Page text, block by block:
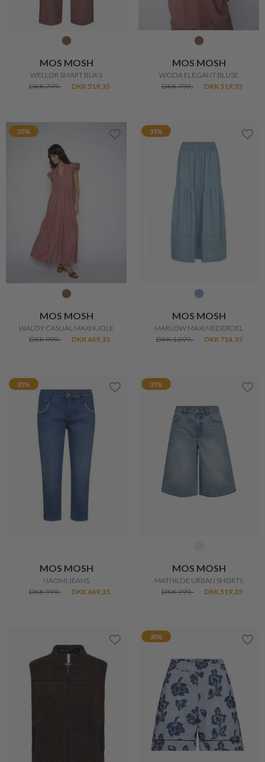
MOS MOSH
WELLOR SMART BUKS
DKK 799,-
DKK 519,35
MOS MOSH
WODA ELEGANT BLUSE
DKK 799,-
DKK 519,35
35%
MOS MOSH
WALDY CASUAL MAXI KJOLE
DKK 999,-
DKK 649,35
35%
MOS MOSH
MARLOW MAXI NEDERDEL
DKK 1.099,-
DKK 714,35
35%
MOS MOSH
NAOMI JEANS
DKK 999,-
DKK 649,35
35%
MOS MOSH
MATHILDE URBAN SHORTS
DKK 799,-
DKK 519,35
30%